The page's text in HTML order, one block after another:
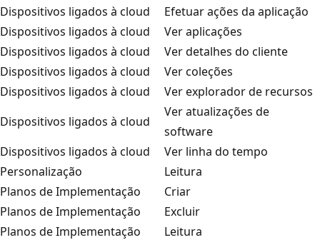
Dispositivos ligados à cloud
Efetuar ações da aplicação
Dispositivos ligados à cloud
Ver aplicações
Dispositivos ligados à cloud
Ver detalhes do cliente
Dispositivos ligados à cloud
Ver coleções
Dispositivos ligados à cloud
Ver explorador de recursos
Dispositivos ligados à cloud
Ver atualizações de
software
Dispositivos ligados à cloud
Ver linha do tempo
Personalização
Leitura
Planos de Implementação
Criar
Planos de Implementação
Excluir
Planos de Implementação
Leitura